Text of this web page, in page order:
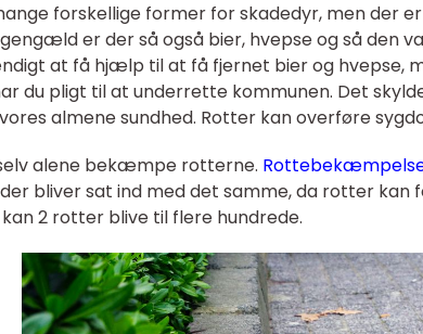
forskellige former for skadedyr, men der
er der så også bier, hvepse og så den
at få hjælp til at få fjernet bier og hvepse,
du pligt til at underrette kommunen. Det
almene sundhed. Rotter kan overføre
alene bekæmpe rotterne.
bliver sat ind med det samme, da rotter kan
2 rotter blive til flere hundrede.